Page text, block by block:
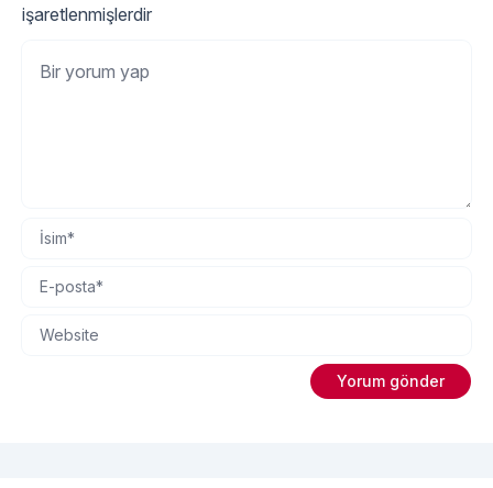
işaretlenmişlerdir